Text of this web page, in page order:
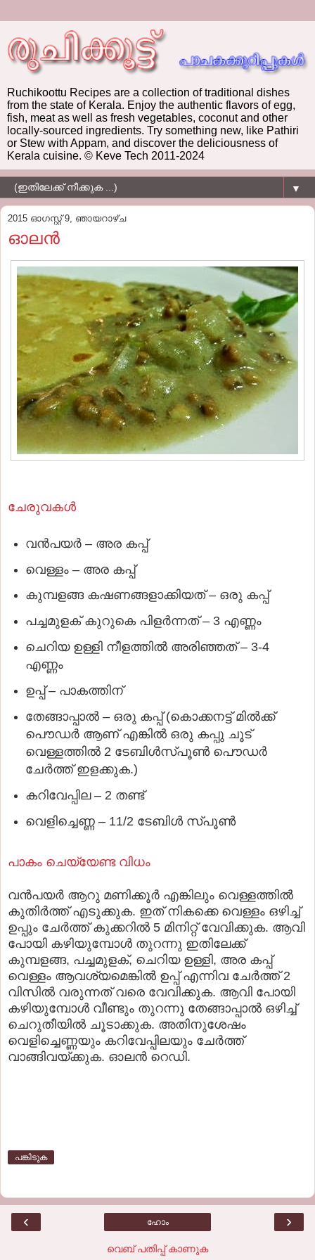
Ruchikoottu Recipes are a collection of traditional dishes
from the state of Kerala. Enjoy the authentic flavors of egg,
fish, meat as well as fresh vegetables, coconut and other
locally-sourced ingredients. Try something new, like Pathiri
or Stew with Appam, and discover the deliciousness of
Kerala cuisine. © Keve Tech 2011-2024
▼
2015 ഓഗസ്റ്റ് 9, ഞായറാഴ്‌ച
ഓലന്‍
ചേരുവകള്‍
വന്‍പയര്‍ – അര കപ്പ്‌
വെള്ളം – അര കപ്പ്‌
കുമ്പളങ്ങ കഷണങ്ങളാക്കിയത്‌ – ഒരു കപ്പ്‌
പച്ചമുളക്‌ കുറുകെ പിളര്‍ന്നത്‌ – 3 എണ്ണം
ചെറിയ ഉള്ളി നീളത്തില്‍ അരിഞ്ഞത് – 3-4
എണ്ണം
ഉപ്പ്‌ – പാകത്തിന്‌
തേങ്ങാപ്പാല്‍ – ഒരു കപ്പ്‌ (കൊക്കനട്ട് മില്‍ക്ക്
പൌഡര്‍ ആണ് എങ്കില്‍ ഒരു കപ്പു ചൂട്
വെള്ളത്തില്‍ 2 ടേബിള്‍സ്പൂണ്‍ പൌഡര്‍
ചേര്‍ത്ത് ഇളക്കുക.)
കറിവേപ്പില – 2 തണ്ട്
വെളിച്ചെണ്ണ – 11/2 ടേബിള്‍ സ്പൂണ്‍
പാകം ചെയ്യേണ്ട വിധം
വന്‍പയര്‍ ആറു മണിക്കൂര്‍ എങ്കിലും വെള്ളത്തില്‍
കുതിര്‍ത്ത്‌ എടുക്കുക. ഇത് നികക്കെ വെള്ളം ഒഴിച്ച്
ഉപ്പും ചേര്‍ത്ത് കുക്കറില്‍ 5 മിനിറ്റ് വേവിക്കുക. ആവി
പോയി കഴിയുമ്പോള്‍ തുറന്നു ഇതിലേക്ക്
കുമ്പളങ്ങ, പച്ചമുളക്‌, ചെറിയ ഉള്ളി, അര കപ്പ്‌
വെള്ളം ആവശ്യമെങ്കില്‍ ഉപ്പ് എന്നിവ ചേര്‍ത്ത്‌ 2
വിസില്‍ വരുന്നത് വരെ വേവിക്കുക. ആവി പോയി
കഴിയുമ്പോള്‍ വീണ്ടും തുറന്നു തേങ്ങാപ്പാല്‍ ഒഴിച്ച്‌
ചെറുതീയില്‍ ചൂടാക്കുക. അതിനുശേഷം
വെളിച്ചെണ്ണയും കറിവേപ്പിലയും ചേര്‍ത്ത്‌
വാങ്ങിവയ്ക്കുക. ഓലന്‍ റെഡി.
പങ്കിടുക
‹ ›
ഹോം
വെബ് പതിപ്പ് കാണുക